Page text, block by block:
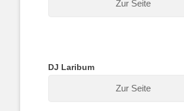
Zur Seite
DJ Laribum
Zur Seite